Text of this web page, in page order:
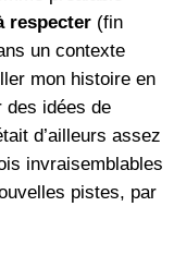
respecter (fin
un contexte
mon histoire en
des idées de
d’ailleurs assez
invraisemblables
pistes, par